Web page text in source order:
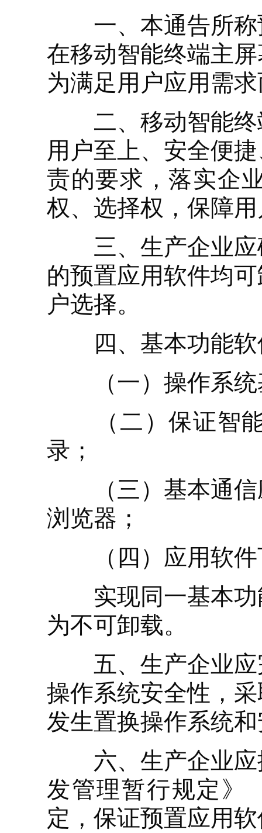
一、本通告所称
在移动智能终端主
为满足用户应用需
二、移动智能终
用户至上、安全便
责的要求，落实企
权、选择权，保障
三、生产企业应
的预置应用软件均
户选择。
四、基本功能软
（一）操作系统
（二）保证智能
录；
（三）基本通信
浏览器；
（四）应用软件
实现同一基本功
为不可卸载。
五、生产企业应
操作系统安全性，
发生置换操作系统
六、生产企业应
发管理暂行规定》
定，保证预置应用